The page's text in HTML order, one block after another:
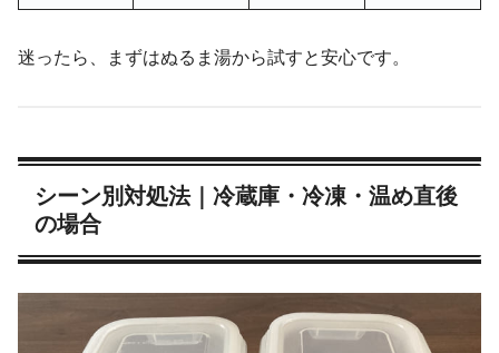
迷ったら、まずはぬるま湯から試すと安心です。
シーン別対処法｜冷蔵庫・冷凍・温め直後
の場合